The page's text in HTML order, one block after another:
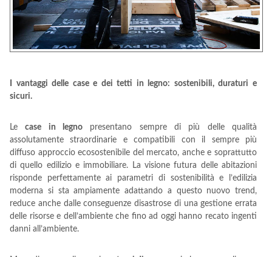
I vantaggi delle case e dei tetti in legno: sostenibili, duraturi e
sicuri.
Lecase in legno presentano sempre di più delle qualità
assolutamente straordinarie e compatibili con il sempre più
diffuso approccio ecosostenibile del mercato, anche e soprattutto
di quello edilizio e immobiliare. La visione futura delle abitazioni
risponde perfettamente ai parametri di sostenibilità e l’edilizia
moderna si sta ampiamente adattando a questo nuovo trend,
reduce anche dalle conseguenze disastrose di una gestione errata
delle risorse e dell’ambiente che fino ad oggi hanno recato ingenti
danni all’ambiente.